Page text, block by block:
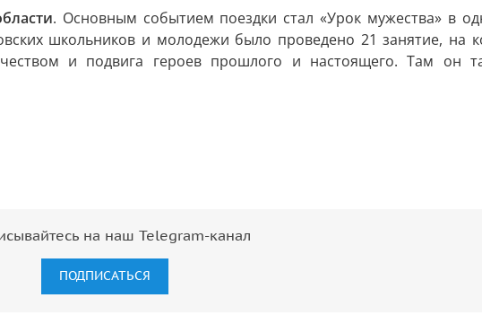
. Основным событием поездки стал «Урок мужества» в
школьников и молодежи было проведено 21 занятие, на
и подвига героев прошлого и настоящего. Там он
на наш Telegram-канал
ПОДПИСАТЬСЯ